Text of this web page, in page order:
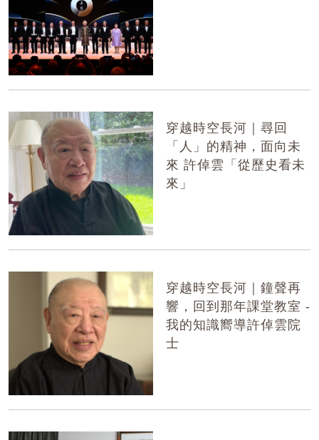
穿越時空長河｜尋回
「人」的精神，面向未
來 許倬雲「從歷史看未
來」
穿越時空長河｜鐘聲再
響，回到那年課堂教室 -
我的知識嚮導許倬雲院
士